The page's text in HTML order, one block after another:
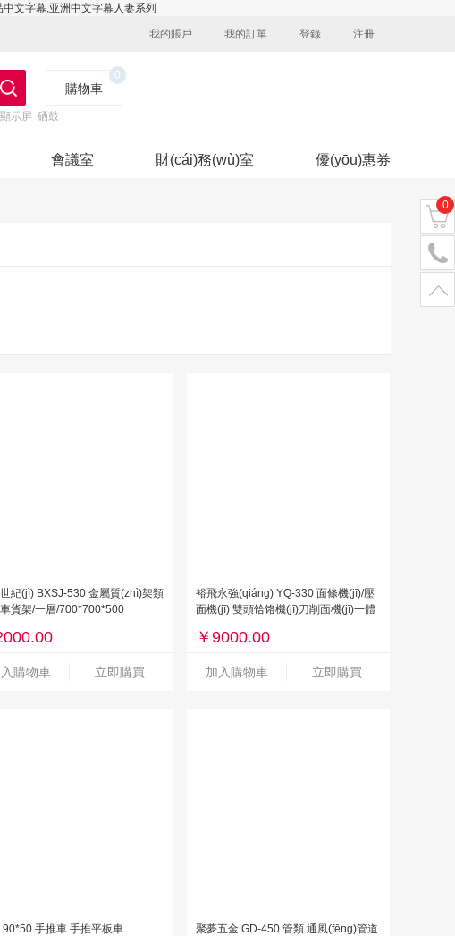
文字幕,亚洲中文字幕人妻系列
我的賬戶 我的訂單 登錄 注冊
購物車
0
示屏 硒鼓
會議室 財(cái)務(wù)室 優(yōu)惠券
紀(jì) BXSJ-530 金屬質(zhì)架類
貨架/一層/700*700*500
購物車 立即購買
裕飛永強(qiáng) YQ-330 面條機(jī)/壓
面機(jī) 雙頭饸饹機(jī)刀削面機(jī)一體
￥ 9000.00
加入購物車 立即購買
90*50 手推車 手推平板車
聚夢五金 GD-450 管類 通風(fēng)管道
0